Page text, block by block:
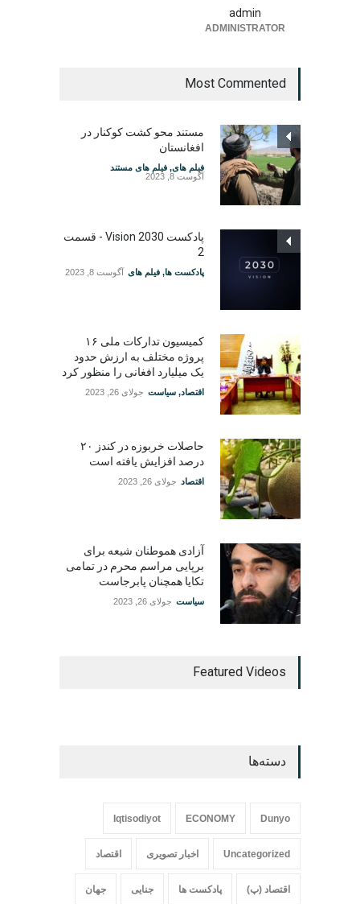
admin
ADMINISTRATOR
Most Commented
مستند محو کشت کوکنار در
افغانستان
فیلم های, فیلم های مستند
آگوست 8, 2023
پادکست Vision 2030 - قسمت
2
پادکست ها, فیلم های آگوست 8, 2023
کمیسیون تدارکات ملی ۱۶
پروژه مختلف به ارزش حدود
یک میلیارد افغانی را منظور کرد
اقتصاد, سیاست جولای 26, 2023
حاصلات خربوزه در کندز ۲۰
درصد افزایش یافته است
اقتصاد جولای 26, 2023
آزادی هموطنان شیعه برای
برپایی مراسم محرم در تمامی
تکایا همچنان پابرجاست
سیاست جولای 26, 2023
Featured Videos
دسته‌ها
Dunyo
ECONOMY
Iqtisodiyot
Uncategorized اخبار تصویری اقتصاد
اقتصاد (پ) پادکست ها جنایی جهان